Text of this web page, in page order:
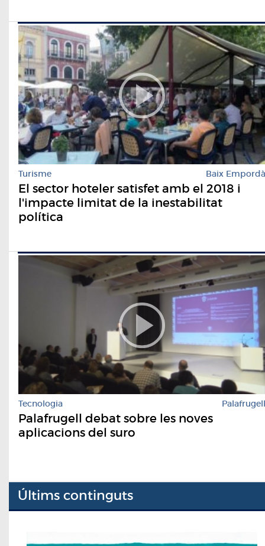
Turisme Baix Empordà
El sector hoteler satisfet amb el 2018 i
l'impacte limitat de la inestabilitat
política
Tecnologia Palafrugell
Palafrugell debat sobre les noves
aplicacions del suro
Últims continguts